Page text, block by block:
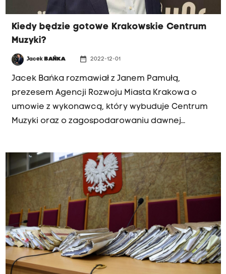
Kiedy będzie gotowe Krakowskie Centrum
Muzyki?
Jacek BAŃKA date_range 2022-12-01
Jacek Bańka rozmawiał z Janem Pamułą,
prezesem Agencji Rozwoju Miasta Krakowa o
umowie z wykonawcą, który wybuduje Centrum
Muzyki oraz o zagospodarowaniu dawnej